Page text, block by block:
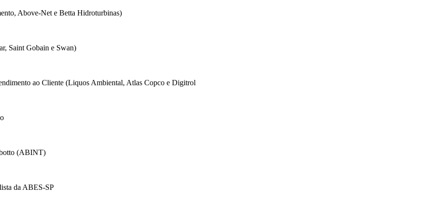
Above-Net e Betta Hidroturbinas)
Saint Gobain e Swan)
ao Cliente (Liquos Ambiental, Atlas Copco e Digitrol
(ABINT)
da ABES-SP